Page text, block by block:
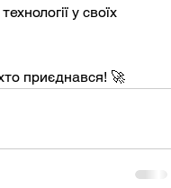
у своїх
приєднався! 🚀